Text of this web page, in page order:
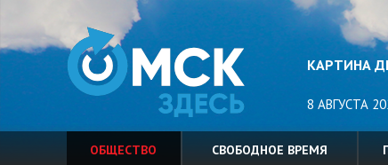
КАРТИНА
8 АВГУСТА
ОБЩЕСТВО СВОБОДНОЕ ВРЕМЯ